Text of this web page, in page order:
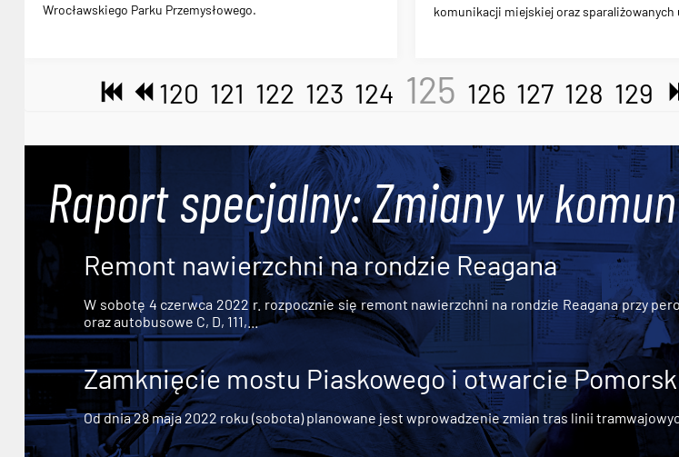
Wrocławskiego Parku Przemysłowego.
komunikacji miejskiej oraz sparaliżowanych
120 121 122 123 124 125 126 127 128 129
Raport specjalny: Zmiany w
Remont nawierzchni na rondzie Reagana
W sobotę 4 czerwca 2022 r. rozpocznie się remont nawierzchni na rondzie Reagana przy
oraz autobusowe C, D, 111,...
Zamknięcie mostu Piaskowego i otwarcie
Od dnia 28 maja 2022 roku (sobota) planowane jest wprowadzenie zmian tras linii